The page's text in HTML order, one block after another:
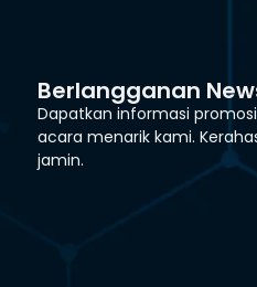
Berlangganan
Dapatkan informasi
acara menarik kami.
jamin.